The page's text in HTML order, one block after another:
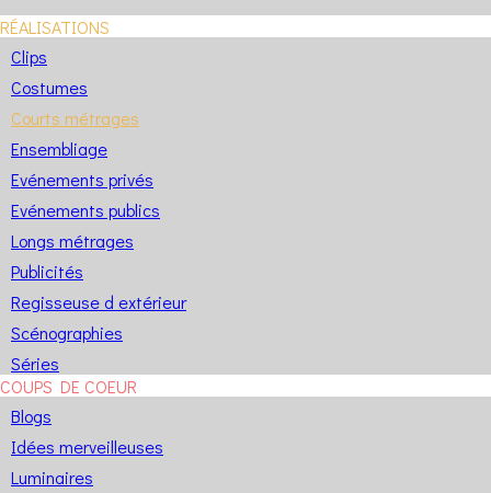
RÉALISATIONS
Clips
Costumes
Courts métrages
Ensembliage
Evénements privés
Evénements publics
Longs métrages
Publicités
Regisseuse d extérieur
Scénographies
Séries
COUPS DE COEUR
Blogs
Idées merveilleuses
Luminaires